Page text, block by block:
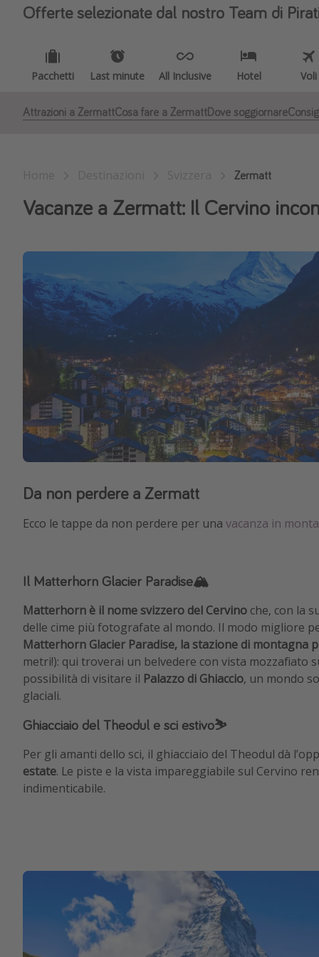
Offerte selezionate dal nostro Team di
Pacchetti Last minute All Inclusive Hotel Voli
Attrazioni a ZermattCosa fare a ZermattDove soggiornare
Zermatt
Vacanze a Zermatt: Il Cervino
Da non perdere a Zermatt
Ecco le tappe da non perdere per una vacanza in
Il Matterhorn Glacier Paradise🏔️
Matterhorn è il nome svizzero del Cervino che, con la
delle cime più fotografate al mondo. Il modo migliore
Matterhorn Glacier Paradise, la stazione di montagna
metri!): qui troverai un belvedere con vista mozzafiato
possibilità di visitare il Palazzo di Ghiaccio, un mondo
glaciali.
Ghiacciaio del Theodul e sci estivo⛷️
Per gli amanti dello sci, il ghiacciaio del Theodul dà
estate. Le piste e la vista impareggiabile sul Cervino
indimenticabile.